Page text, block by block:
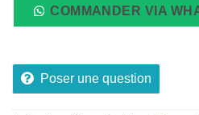
COMMANDER VIA
Poser une question